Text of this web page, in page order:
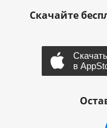
Скачайте